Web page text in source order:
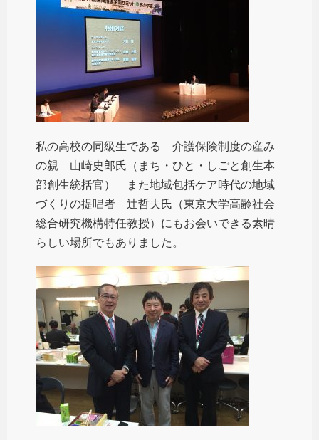
私の高校の同級生である 介護保険制度の産み
の親 山崎史郎氏（まち・ひと・しごと創生本
部創生統括官） また地域包括ケア時代の地域
づくりの提唱者 辻哲夫氏（東京大学高齢社会
総合研究機構特任教授）にもお会いできる素晴
らしい場所でもありました。